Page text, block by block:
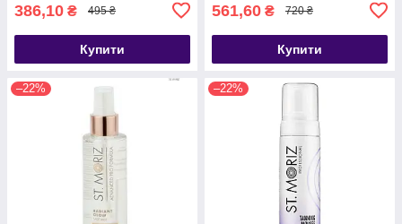
386,10 ₴ 495 ₴
Купити
561,60 ₴ 720 ₴
Купити
–22% –22%